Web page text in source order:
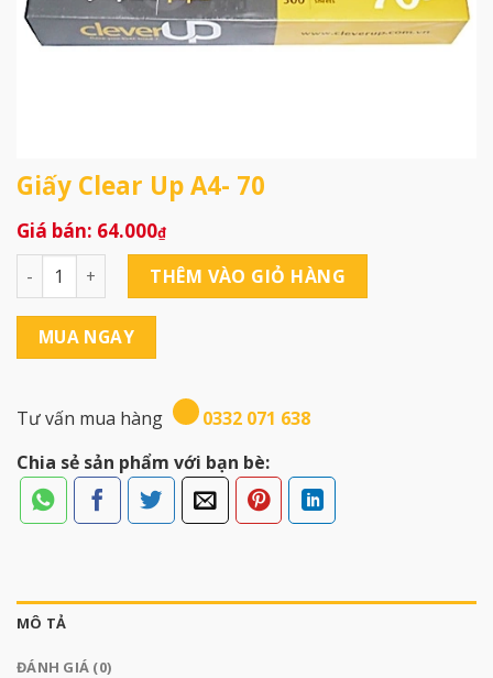
Giấy Clear Up A4- 70
64.000₫
Giấy Clear Up A4- 70 số lượngTHÊM VÀO GIỎ HÀNG
MUA NGAY
Tư vấn mua hàng
0332 071 638
Chia sẻ sản phẩm với bạn bè:
MÔ TẢ
ĐÁNH GIÁ (0)